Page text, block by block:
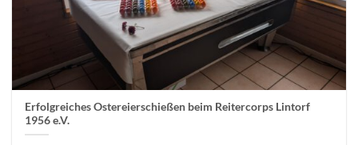
Erfolgreiches Ostereierschießen beim Reitercorps Lintorf
1956 e.V.